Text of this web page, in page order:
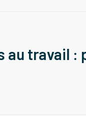
au travail :